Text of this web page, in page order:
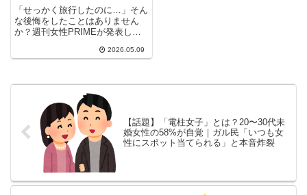
ンバウンド地獄のリアル｜
鎌倉・江ノ島・浅草も続々
「せっかく旅行したのに…」そん
な後悔をしたことはありません
か？週刊女性PRIMEが発表した
2026.05.09
【話題】「電柱女子」とは？20〜30代未
婚女性の58%が自覚｜ガル民「いつも女
性にスポット当てられる」と本音炸裂